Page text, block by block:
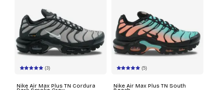
(3)
Nike Air Max Plus TN Cordura
(5)
Nike Air Max Plus TN South